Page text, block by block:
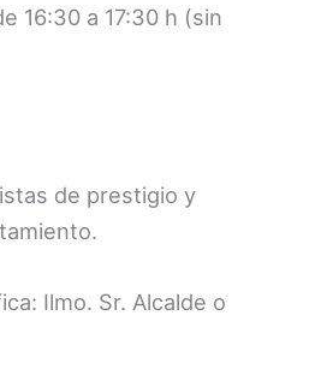
16:30 a 17:30 h (sin
de prestigio y
Ilmo. Sr. Alcalde o